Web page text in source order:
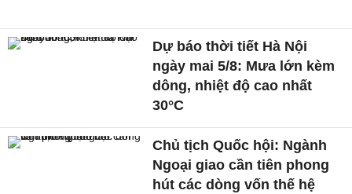
Dự báo thời tiết Hà Nội
ngày mai 5/8: Mưa lớn kèm
dông, nhiệt độ cao nhất
30°C
Chủ tịch Quốc hội: Ngành
Ngoại giao cần tiên phong
hút các dòng vốn thế hệ